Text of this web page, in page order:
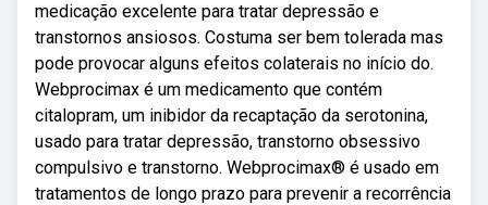
medicação excelente para tratar depressão e
transtornos ansiosos. Costuma ser bem tolerada mas
pode provocar alguns efeitos colaterais no início do.
Webprocimax é um medicamento que contém
citalopram, um inibidor da recaptação da serotonina,
usado para tratar depressão, transtorno obsessivo
compulsivo e transtorno. Webprocimax® é usado em
tratamentos de longo prazo para prevenir a recorrência